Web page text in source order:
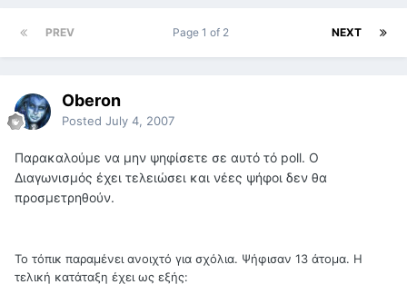
PREV NEXT
Page 1 of 2
Oberon
Posted July 4, 2007
Παρακαλούμε να μην ψηφίσετε σε αυτό τό poll. Ο
Διαγωνισμός έχει τελειώσει και νέες ψήφοι δεν θα
προσμετρηθούν.
Το τόπικ παραμένει ανοιχτό για σχόλια. Ψήφισαν 13 άτομα. Η
τελική κατάταξη έχει ως εξής: